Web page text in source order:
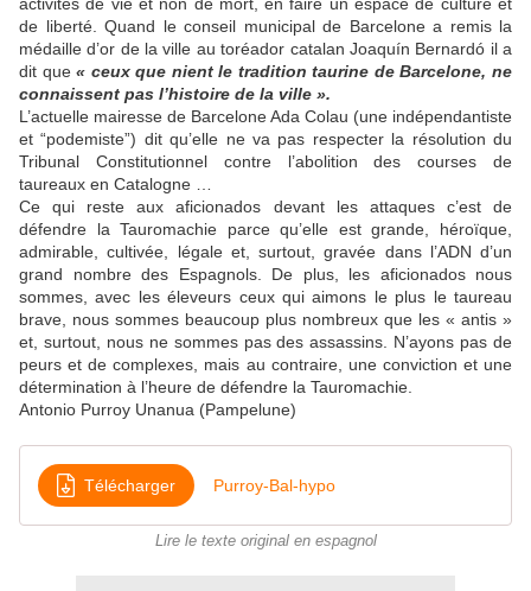
de liberté. Quand le conseil municipal de Barcelone a remis la
médaille d’or de la ville au toréador catalan Joaquín Bernardó il a
dit que« ceux que nient le tradition taurine de Barcelone, ne
connaissent pas l’histoire de la ville ».
L’actuelle mairesse de Barcelone Ada Colau (une indépendantiste
et “podemiste”) dit qu’elle ne va pas respecter la résolution du
Tribunal Constitutionnel contre l’abolition des courses de
taureaux en Catalogne …
Ce qui reste aux aficionados devant les attaques c’est de
défendre la Tauromachie parce qu’elle est grande, héroïque,
admirable, cultivée, légale et, surtout, gravée dans l’ADN d’un
grand nombre des Espagnols. De plus, les aficionados nous
sommes, avec les éleveurs ceux qui aimons le plus le taureau
brave, nous sommes beaucoup plus nombreux que les « antis »
et, surtout, nous ne sommes pas des assassins. N’ayons pas de
peurs et de complexes, mais au contraire, une conviction et une
détermination à l’heure de défendre la Tauromachie.
Antonio Purroy Unanua (Pampelune)
Télécharger Purroy-Bal-hypo
Lire le texte original en espagnol